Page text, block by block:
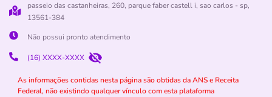
passeio das castanheiras, 260, parque faber castell i, sao carlos - sp,
13561-384
Não possui pronto atendimento
(16) XXXX-XXXX
As informações contidas nesta página são obtidas da ANS e Receita
Federal, não existindo qualquer vínculo com esta plataforma